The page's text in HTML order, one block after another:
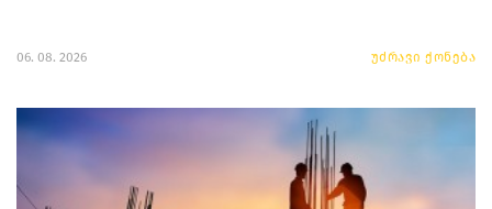
06. 08. 2026 უძრავი ქონება